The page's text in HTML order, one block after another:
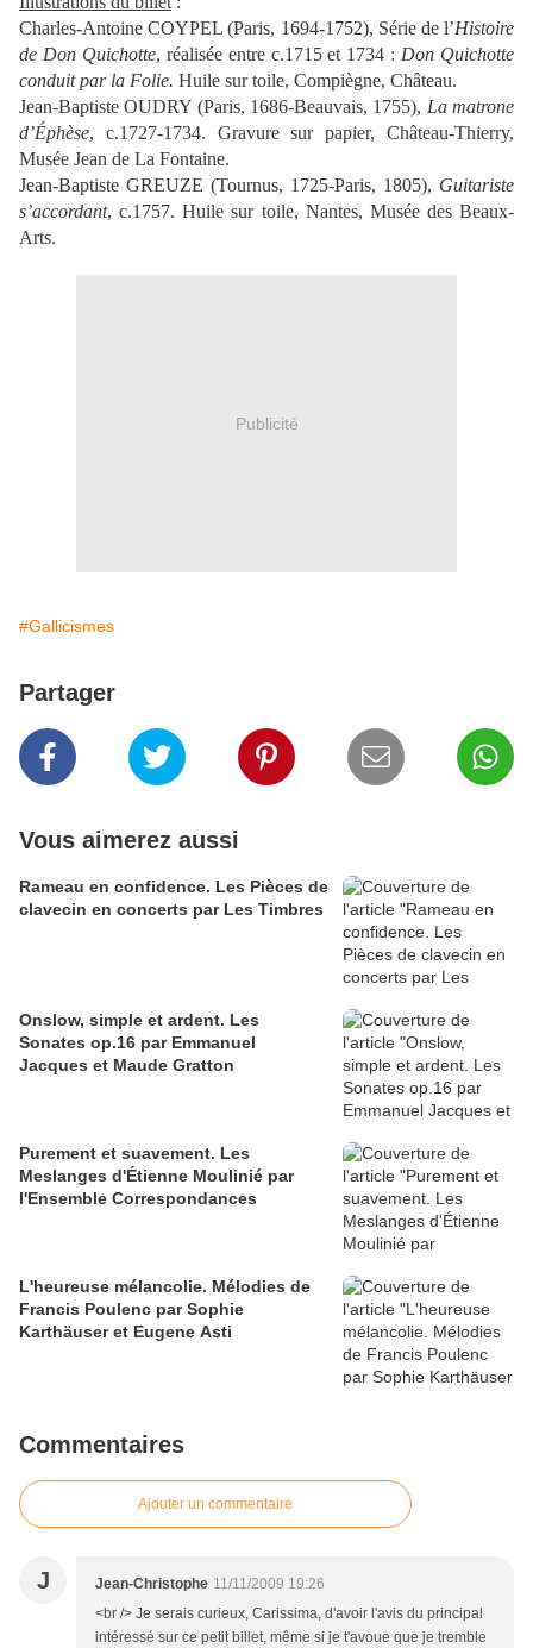
Charles-Antoine COYPEL (Paris, 1694-1752), Série de l’Histoire
de Don Quichotte, réalisée entre c.1715 et 1734 : Don Quichotte
conduit par la Folie. Huile sur toile, Compiègne, Château.
Jean-Baptiste OUDRY (Paris, 1686-Beauvais, 1755), La matrone
d’Éphèse, c.1727-1734. Gravure sur papier, Château-Thierry,
Musée Jean de La Fontaine.
Jean-Baptiste GREUZE (Tournus, 1725-Paris, 1805), Guitariste
s’accordant, c.1757. Huile sur toile, Nantes, Musée des Beaux-
Arts.
Publicité
#Gallicismes
Partager
Vous aimerez aussi
Rameau en confidence. Les Pièces de
clavecin en concerts par Les Timbres
Onslow, simple et ardent. Les
Sonates op.16 par Emmanuel
Jacques et Maude Gratton
Purement et suavement. Les
Meslanges d'Étienne Moulinié par
l'Ensemble Correspondances
L'heureuse mélancolie. Mélodies de
Francis Poulenc par Sophie
Karthäuser et Eugene Asti
Commentaires
Ajouter un commentaire
J Jean-Christophe 11/11/2009 19:26
<br /> Je serais curieux, Carissima, d'avoir l'avis du principal
intéressé sur ce petit billet, même si je t'avoue que je tremble